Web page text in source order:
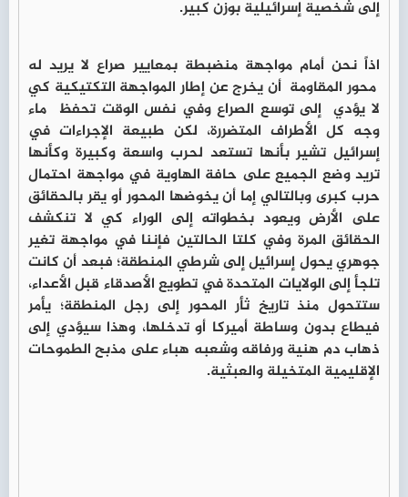
إلى شخصية إسرائيلية بوزن كبير.
اذاً نحن أمام مواجهة منضبطة بمعايير صراع لا يريد له
محور المقاومة أن يخرج عن إطار المواجهة التكتيكية كي
لا يؤدي إلى توسع الصراع وفي نفس الوقت تحفظ ماء
وجه كل الأطراف المتضررة، لكن طبيعة الإجراءات في
إسرائيل تشير بأنها تستعد لحرب واسعة وكبيرة وكأنها
تريد وضع الجميع على حافة الهاوية في مواجهة احتمال
حرب كبرى وبالتالي إما أن يخوضها المحور أو يقر بالحقائق
على الأرض ويعود بخطواته إلى الوراء كي لا تنكشف
الحقائق المرة وفي كلتا الحالتين فإننا في مواجهة تغير
جوهري يحول إسرائيل إلى شرطي المنطقة؛ فبعد أن كانت
تلجأ إلى الولايات المتحدة في تطويع الأصدقاء قبل الأعداء،
ستتحول منذ تاريخ ثأر المحور إلى رجل المنطقة؛ يأمر
فيطاع بدون وساطة أميركا أو تدخلها، وهذا سيؤدي إلى
ذهاب دم هنية ورفاقه وشعبه هباء على مذبح الطموحات
الإقليمية المتخيلة والعبثية.